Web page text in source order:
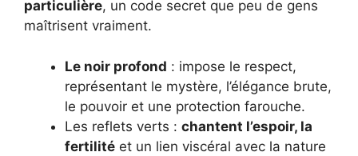
particulière, un code secret que peu de gens
maîtrisent vraiment.
Le noir profond : impose le respect,
représentant le mystère, l’élégance brute,
le pouvoir et une protection farouche.
Les reflets verts : chantent l’espoir, la
fertilité et un lien viscéral avec la nature